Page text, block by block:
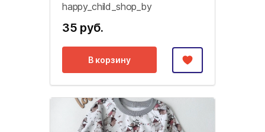
happy_child_shop_by
35 руб.
В корзину